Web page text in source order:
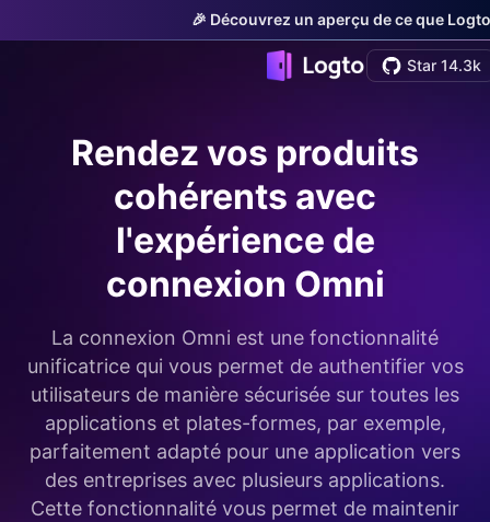
🎉 Découvrez un aperçu de ce que
Star 14.3k
Rendez vos produits
cohérents avec
l'expérience de
connexion Omni
La connexion Omni est une fonctionnalité
unificatrice qui vous permet de authentifier vos
utilisateurs de manière sécurisée sur toutes les
applications et plates-formes, par exemple,
parfaitement adapté pour une application vers
des entreprises avec plusieurs applications.
Cette fonctionnalité vous permet de maintenir